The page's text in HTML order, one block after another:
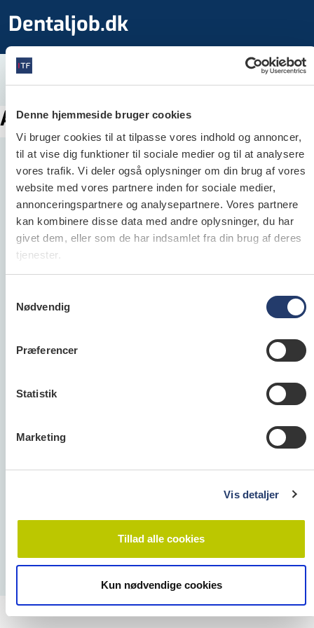
Denne hjemmeside bruger cookies
Vi bruger cookies til at tilpasse vores indhold og annoncer,
til at vise dig funktioner til sociale medier og til at analysere
vores trafik. Vi deler også oplysninger om din brug af vores
website med vores partnere inden for sociale medier,
annonceringspartnere og analysepartnere. Vores partnere
kan kombinere disse data med andre oplysninger, du har
givet dem, eller som de har indsamlet fra din brug af deres
tjenester.
Nødvendig
Præferencer
Statistik
Marketing
Vis detaljer
Tillad alle cookies
Kun nødvendige cookies
Dentaljob.dk
Annoncen kunne ikke findes
Dentaljob.dk
Dentaljob.dk er Danmarks største jobportal for
alle ansatte inden for dental­verdenen og
henvender sig både til folk, der søger job samt til
1256 København K
E-mail:info@tandlaegeforeningen.dk